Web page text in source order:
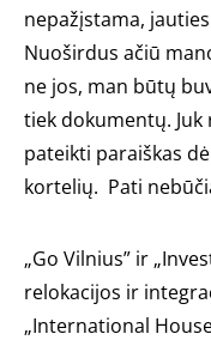
nepažįstama,
Nuoširdus ačiū
ne jos, man būtų
tiek dokumentų.
pateikti paraiškas
kortelių. Pati
„Go Vilnius” ir
relokacijos ir
„International